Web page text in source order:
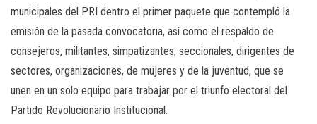
municipales del PRI dentro el primer paquete que contempló la
emisión de la pasada convocatoria, así como el respaldo de
consejeros, militantes, simpatizantes, seccionales, dirigentes de
sectores, organizaciones, de mujeres y de la juventud, que se
unen en un solo equipo para trabajar por el triunfo electoral del
Partido Revolucionario Institucional.